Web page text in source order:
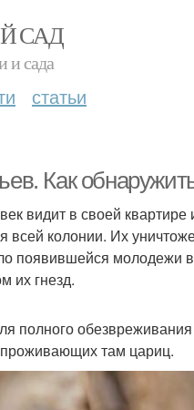
САД
и сада
статьи
Как
видит в своей
колонии. Их
появившейся молодежи
их гнезд.
полного
проживающих там цариц.